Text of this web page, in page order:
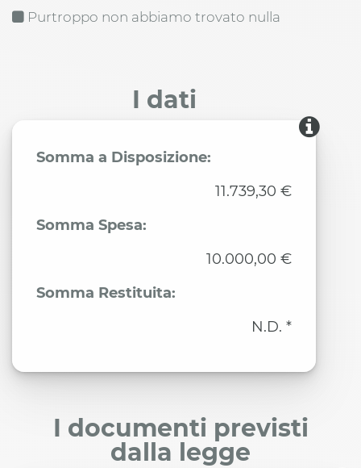
Purtroppo non abbiamo trovato nulla
I dati
Somma a Disposizione:
11.739,30 €
Somma Spesa:
10.000,00 €
Somma Restituita:
N.D. *
I documenti previsti
dalla legge